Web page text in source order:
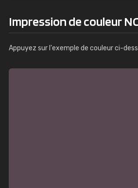
Impression de couleur
Appuyez sur l'exemple de couleur ci-